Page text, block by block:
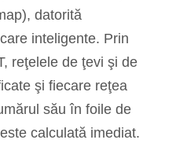
datorită
inteligente. Prin
reţelele de ţevi şi de
şi fiecare reţea
său în foile de
calculată imediat.